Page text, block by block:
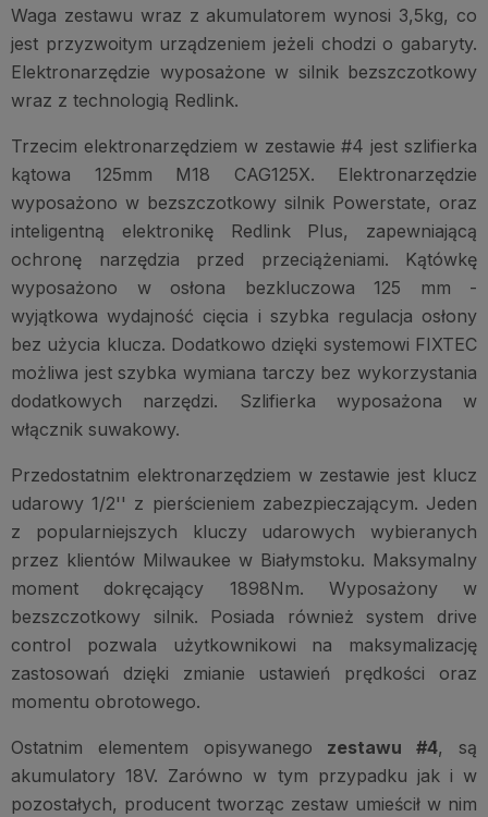
Waga zestawu wraz z akumulatorem wynosi 3,5kg, co
jest przyzwoitym urządzeniem jeżeli chodzi o gabaryty.
Elektronarzędzie wyposażone w silnik bezszczotkowy
wraz z technologią Redlink.
Trzecim elektronarzędziem w zestawie #4 jest szlifierka
kątowa 125mm M18 CAG125X. Elektronarzędzie
wyposażono w bezszczotkowy silnik Powerstate, oraz
inteligentną elektronikę Redlink Plus, zapewniającą
ochronę narzędzia przed przeciążeniami. Kątówkę
wyposażono w osłona bezkluczowa 125 mm -
wyjątkowa wydajność cięcia i szybka regulacja osłony
bez użycia klucza. Dodatkowo dzięki systemowi FIXTEC
możliwa jest szybka wymiana tarczy bez wykorzystania
dodatkowych narzędzi. Szlifierka wyposażona w
włącznik suwakowy.
Przedostatnim elektronarzędziem w zestawie jest klucz
udarowy 1/2'' z pierścieniem zabezpieczającym. Jeden
z popularniejszych kluczy udarowych wybieranych
przez klientów Milwaukee w Białymstoku. Maksymalny
moment dokręcający 1898Nm. Wyposażony w
bezszczotkowy silnik. Posiada również system drive
control pozwala użytkownikowi na maksymalizację
zastosowań dzięki zmianie ustawień prędkości oraz
momentu obrotowego.
Ostatnim elementem opisywanego zestawu #4, są
akumulatory 18V. Zarówno w tym przypadku jak i w
pozostałych, producent tworząc zestaw umieścił w nim